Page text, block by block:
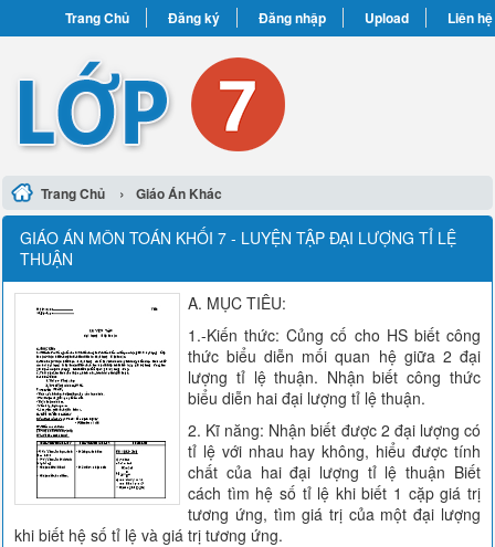
Trang Chủ Đăng ký Đăng nhập Upload Liên hệ
Trang Chủ › Giáo Án Khác
GIÁO ÁN MÔN TOÁN KHỐI 7 - LUYỆN TẬP ĐẠI LƯỢNG TỈ LỆ
THUẬN
A. MỤC TIÊU:
1.-Kiến thức: Củng cố cho HS biết công
thức biểu diễn mối quan hệ giữa 2 đại
lượng tỉ lệ thuận. Nhận biết công thức
biểu diễn hai đại lượng tỉ lệ thuận.
2. Kĩ năng: Nhận biết được 2 đại lượng có
tỉ lệ với nhau hay không, hiểu được tính
chất của hai đại lượng tỉ lệ thuận Biết
cách tìm hệ số tỉ lệ khi biết 1 cặp giá trị
tương ứng, tìm giá trị của một đại lượng
khi biết hệ số tỉ lệ và giá trị tương ứng.